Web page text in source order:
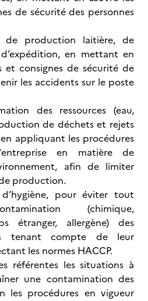
de sécurité des personnes
de production laitière, de
en mettant en
consignes de sécurité de
les accidents sur le poste
des ressources (eau,
de déchets et rejets
appliquant les procédures
en matière de
afin de limiter
production.
pour éviter tout
(chimique,
étranger, allergène) des
tenant compte de leur
les normes HACCP.
référentes les situations à
une contamination des
les procédures en vigueur